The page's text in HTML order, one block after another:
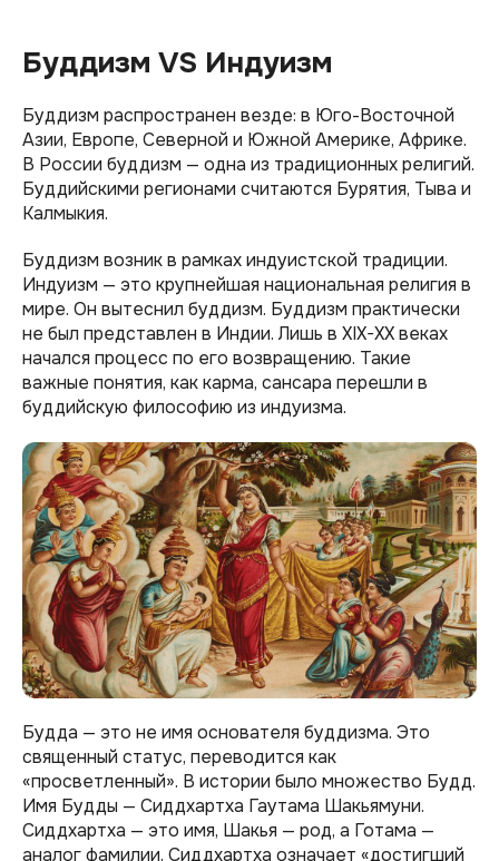
Буддизм VS Индуизм
Буддизм распространен везде: в Юго-Восточной
Азии, Европе, Северной и Южной Америке, Африке.
В России буддизм — одна из традиционных религий.
Буддийскими регионами считаются Бурятия, Тыва и
Калмыкия.
Буддизм возник в рамках индуистской традиции.
Индуизм — это крупнейшая национальная религия в
мире. Он вытеснил буддизм. Буддизм практически
не был представлен в Индии. Лишь в XIX-XX веках
начался процесс по его возвращению. Такие
важные понятия, как карма, сансара перешли в
буддийскую философию из индуизма.
Будда — это не имя основателя буддизма. Это
священный статус, переводится как
«просветленный». В истории было множество Будд.
Имя Будды — Сиддхартха Гаутама Шакьямуни.
Сиддхартха — это имя, Шакья — род, а Готама —
аналог фамилии. Сиддхартха означает «достигший